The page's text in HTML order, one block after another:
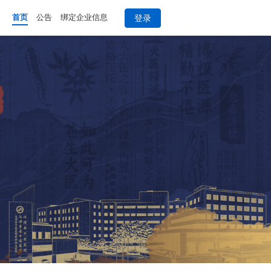
首页 公告 绑定企业信息 登录